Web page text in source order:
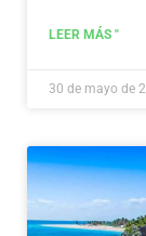
LEER MÁS "
30 de mayo de